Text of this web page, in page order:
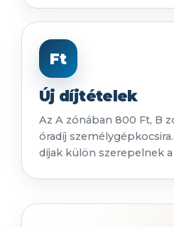
Ft
Új díjtételek
Az A zónában 800 Ft, B
óradíj
díjak külön szerepelnek